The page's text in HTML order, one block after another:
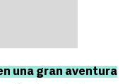
una gran aventura